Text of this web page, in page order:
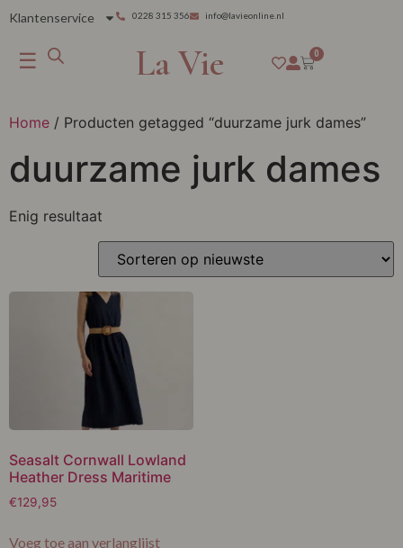
Klantenservice 0228 315 356 info@lavieonline.nl
☰ La Vie 0
Home / Producten getagged “duurzame jurk dames”
duurzame jurk dames
Enig resultaat
Seasalt Cornwall Lowland
Heather Dress Maritime
€129,95
Voeg toe aan verlanglijst